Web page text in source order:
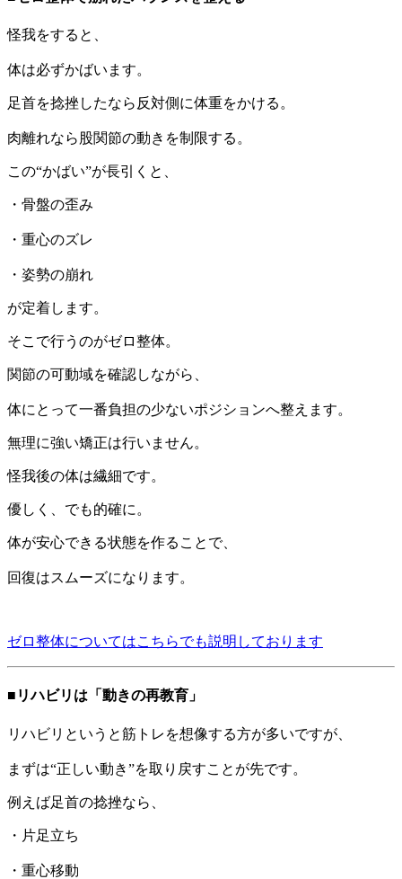
怪我をすると、
体は必ずかばいます。
足首を捻挫したなら反対側に体重をかける。
肉離れなら股関節の動きを制限する。
この“かばい”が長引くと、
・骨盤の歪み
・重心のズレ
・姿勢の崩れ
が定着します。
そこで行うのがゼロ整体。
関節の可動域を確認しながら、
体にとって一番負担の少ないポジションへ整えます。
無理に強い矯正は行いません。
怪我後の体は繊細です。
優しく、でも的確に。
体が安心できる状態を作ることで、
回復はスムーズになります。
ゼロ整体についてはこちらでも説明しております
■リハビリは「動きの再教育」
リハビリというと筋トレを想像する方が多いですが、
まずは“正しい動き”を取り戻すことが先です。
例えば足首の捻挫なら、
・片足立ち
・重心移動